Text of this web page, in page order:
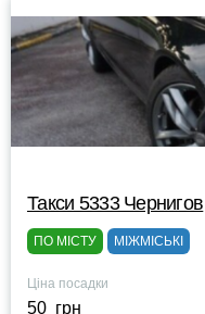
Такси 5333 Чернигов
ПО МІСТУ МІЖМІСЬКІ
Ціна посадки
50 грн